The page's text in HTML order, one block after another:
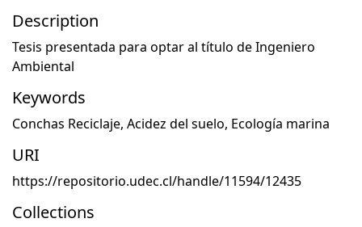
Description
Tesis presentada para optar al título de Ingeniero
Ambiental
Keywords
Conchas Reciclaje, Acidez del suelo, Ecología marina
URI
https://repositorio.udec.cl/handle/11594/12435
Collections